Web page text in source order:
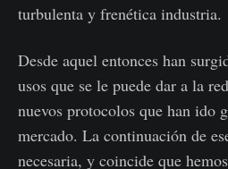
turbulenta y frenética industria.
Desde aquel entonces han
usos que se le puede dar a la
nuevos protocolos que han ido
mercado. La continuación de
necesaria, y coincide que